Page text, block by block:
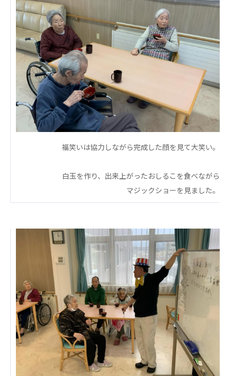
医療法人社団 デンタルケアコミュニティ
フォレストデンタルクリニック
医療法人 共生会
松園病院介護医療院
松園第二病院
複合ケアセンターまつぞの
医療法人社団 鴻愛会
こうのす共生病院
OKP with Life クリニック
西京都病院
洛桂の郷
訪問看護ステーション秋桜
ファミリエール吉祥院
教育（共に生きる仲間達）
学校法人明星学園 関東福祉専門学校
国際医療専門学校 浦和学院高等学校
明星幼稚園 志学会高等学校
福笑いは協力しながら完成した顔を見て大笑い。
白玉を作り、出来上がったおしるこを食べながら
マジックショーを見ました。